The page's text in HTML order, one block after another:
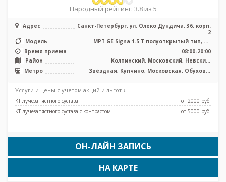
Народный рейтинг: 3.8 из 5
Адрес
Санкт-Петербург, ул. Олеко Дундича, 36, корп.
2
Модель
МРТ GE Signa 1.5 Т полуоткрытый тип, КТ
Toshiba Activion 16 срезов, УЗ ...
Время приема
08:00-20:00
Район
Колпинский, Московский, Невский,
Фрунзенский, Лен. область
Метро
Звёздная, Купчино, Московская, Обухово,
Шушары, Дунайская, Проспект Славы
Услуги и цены с учетом акций и льгот ↓
КТ лучезапястного сустава
от 2000 pуб.
КТ лучезапястного сустава с контрастом
от 5000 pуб.
ОН-ЛАЙН ЗАПИСЬ
НА КАРТЕ